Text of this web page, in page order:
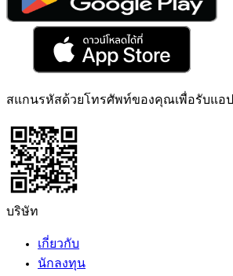
สแกนรหัสด้วยโทรศัพท์ของคุณเพื่อรับแอป
บริษัท
เกี่ยวกับ
นักลงทุน